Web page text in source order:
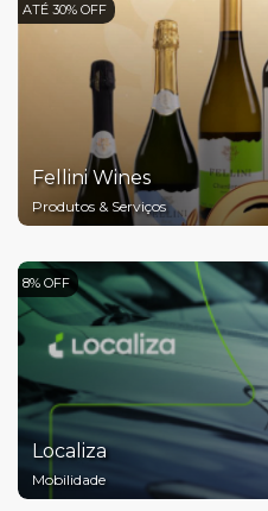
ATÉ 30% OFF
Fellini Wines
Produtos & Serviços
8% OFF
Localiza
Mobilidade